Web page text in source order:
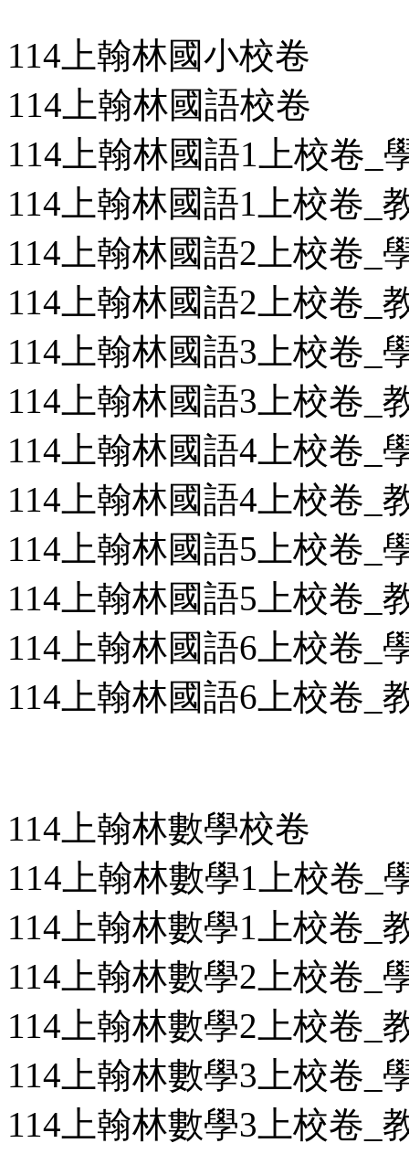
114上翰林國小校卷
114上翰林國語校卷
114上翰林國語1上校卷_
114上翰林國語1上校卷_
114上翰林國語2上校卷_
114上翰林國語2上校卷_
114上翰林國語3上校卷_
114上翰林國語3上校卷_
114上翰林國語4上校卷_
114上翰林國語4上校卷_
114上翰林國語5上校卷_
114上翰林國語5上校卷_
114上翰林國語6上校卷_
114上翰林國語6上校卷_
114上翰林數學校卷
114上翰林數學1上校卷_
114上翰林數學1上校卷_
114上翰林數學2上校卷_
114上翰林數學2上校卷_
114上翰林數學3上校卷_
114上翰林數學3上校卷_